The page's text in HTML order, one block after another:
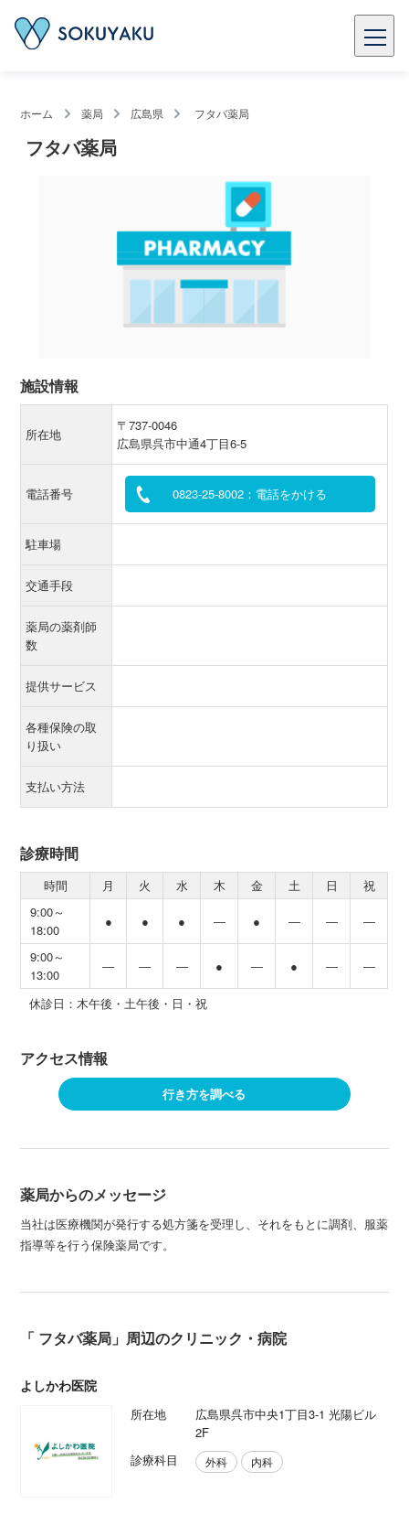
ホーム 薬局 広島県 フタバ薬局
フタバ薬局
施設情報
所在地
〒737-0046
広島県呉市中通4丁目6-5
電話番号 0823-25-8002：電話をかける
駐車場
交通手段
薬局の薬剤師
数
提供サービス
各種保険の取
り扱い
支払い方法
診療時間
時間 月 火 水 木 金 土 日
祝
9:00～
18:00
● ● ● ― ● ― ― ―
9:00～
13:00
― ― ― ● ― ● ― ―
休診日：木午後・土午後・日・祝
アクセス情報
行き方を調べる
薬局からのメッセージ
当社は医療機関が発行する処方箋を受理し、それをもとに調剤、服薬
指導等を行う保険薬局です。
「 フタバ薬局」周辺のクリニック・病院
よしかわ医院
所在地
広島県呉市中央1丁目3-1 光陽ビル
2F
診療科目
外科 内科